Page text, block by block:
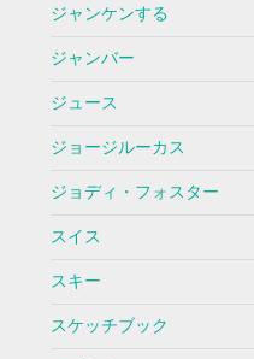
ジャンケンする
ジャンバー
ジュース
ジョージルーカス
ジョディ・フォスター
スイス
スキー
スケッチブック